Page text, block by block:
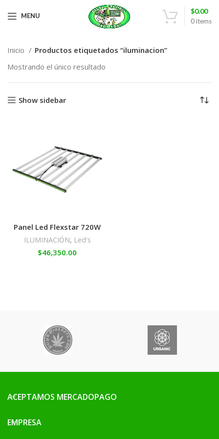
MENU
0items
$0.00
Inicio
Productos etiquetados “iluminacion”
Mostrando el único resultado
Show sidebar
Panel Led Flexstar 720W
ILUMINACIÓN, Led's
$46,350.00
ACEPTAMOS MERCADOPAGO
EMPRESA